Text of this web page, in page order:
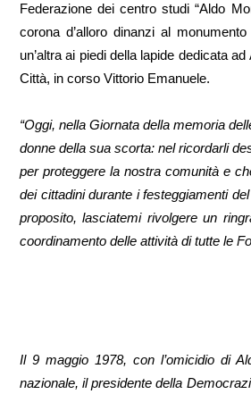
Federazione dei centro studi “Aldo
corona d’alloro dinanzi al
un’altra ai piedi della lapide dedicata
Città, in corso Vittorio Emanuele.
“Oggi, nella Giornata della memoria
donne della sua scorta: nel ricordarli
per proteggere la nostra comunità e
dei cittadini durante i festeggiamenti
proposito, lasciatemi rivolgere un
coordinamento delle attività di tutte le
Il 9 maggio 1978, con l’omicidio di
nazionale, il presidente della